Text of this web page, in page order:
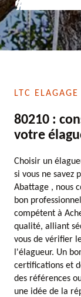
LTC
80210 :
votre
Choisir un
si vous ne savez
Abattage , nous
bon
compétent à
qualité, alliant
vous de vérifier
l'élagueur. Un
certifications et
des références
une idée de la